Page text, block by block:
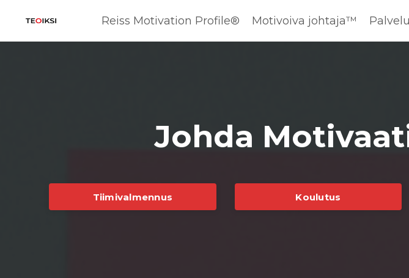
Reiss Motivation Profile® Motivoiva johtaja™️
Johda
Tiimivalmennus Koulutus